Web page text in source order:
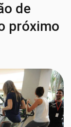
de
próximo